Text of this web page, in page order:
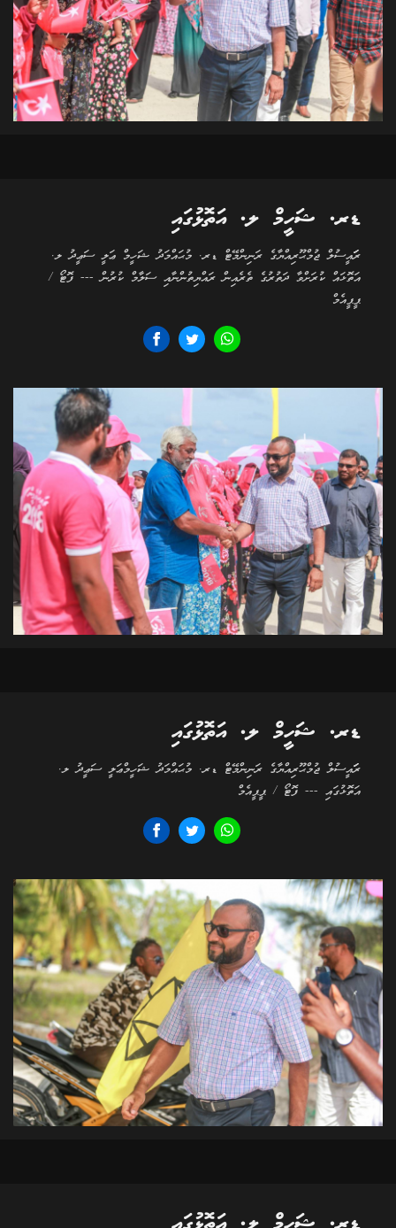
ޑރ. ޝަހީމް ލ. އަތޮޅުގައި
ރަަައީސުލް ޖުމްޙޫރިއްޔާގެ ރަނިންމޭޓް ޑރ. މުޙައްމަދު ޝަހީމް ޢަލީ ސަޢީދު ލ.
އަތޮޅައް ކުރަށްވާ ދަތުރުގެ ތެރެއިން ރައްޔިތުންނާއި ސަލާމް ކުރުން --- ފޮޓޯ /
ޕީޕީއެމް
ޑރ. ޝަހީމް ލ. އަތޮޅުގައި
ރަަައީސުލް ޖުމްޙޫރިއްޔާގެ ރަނިންމޭޓް ޑރ. މުޙައްމަދު ޝަހީމްޢަލީ ސަޢީދު ލ.
އަތޮޅުގައި --- ފޮޓޯ / ޕީޕީއެމް